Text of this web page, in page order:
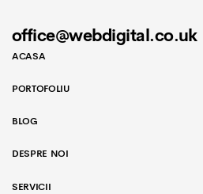
office@webdigital.co.uk
ACASA
PORTOFOLIU
BLOG
DESPRE NOI
SERVICII